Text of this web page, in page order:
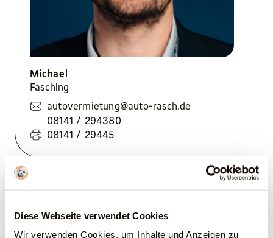
Diese Webseite verwendet Cookies
Wir verwenden Cookies, um Inhalte und Anzeigen zu
Michael
Fasching
autovermietung@auto-rasch.de
08141 / 294380
08141 / 29445
Zubehör